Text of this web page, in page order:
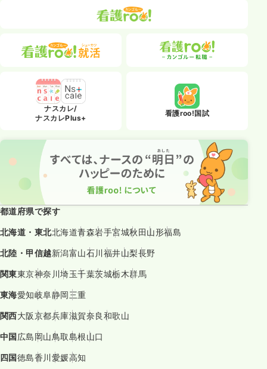
ナスカレ/
ナスカレPlus+
看護roo!国試
都道府県で探す
北海道・東北北海道青森岩手宮城秋田山形福島
北陸・甲信越新潟富山石川福井山梨長野
関東東京神奈川埼玉千葉茨城栃木群馬
東海愛知岐阜静岡三重
関西大阪京都兵庫滋賀奈良和歌山
中国広島岡山鳥取島根山口
四国徳島香川愛媛高知